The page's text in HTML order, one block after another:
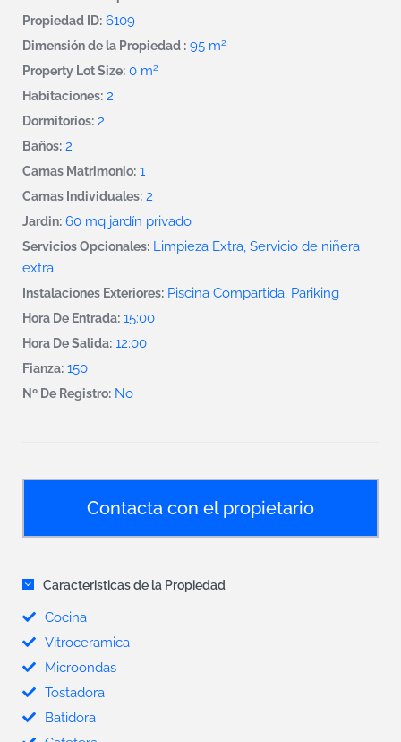
Propiedad ID: 6109
Dimensión de la Propiedad : 95 m2
Property Lot Size: 0 m2
Habitaciones: 2
Dormitorios: 2
Baños: 2
Camas Matrimonio: 1
Camas Individuales: 2
Jardin: 60 mq jardín privado
Servicios Opcionales: Limpieza Extra, Servicio de niñera
extra.
Instalaciones Exteriores: Piscina Compartida, Pariking
Hora De Entrada: 15:00
Hora De Salida: 12:00
Fianza: 150
Nº De Registro: No
Contacta con el propietario
Caracteristicas de la Propiedad
Cocina
Vitroceramica
Microondas
Tostadora
Batidora